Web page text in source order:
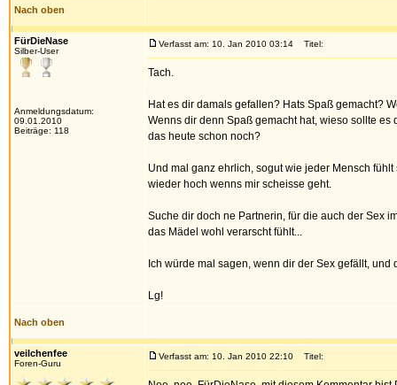
Nach oben
FürDieNase
Silber-User
Anmeldungsdatum:
09.01.2010
Beiträge: 118
Verfasst am: 10. Jan 2010 03:14 Titel:
Tach.
Hat es dir damals gefallen? Hats Spaß gemacht?
Wenns dir denn Spaß gemacht hat, wieso sollte
das heute schon noch?
Und mal ganz ehrlich, sogut wie jeder Mensch
wieder hoch wenns mir scheisse geht.
Suche dir doch ne Partnerin, für die auch der Sex
das Mädel wohl verarscht fühlt...
Ich würde mal sagen, wenn dir der Sex gefällt,
Lg!
Nach oben
veilchenfee
Foren-Guru
Verfasst am: 10. Jan 2010 22:10 Titel: